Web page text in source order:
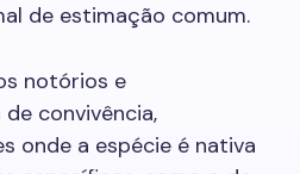
de estimação comum.
notórios e
convivência,
onde a espécie é nativa